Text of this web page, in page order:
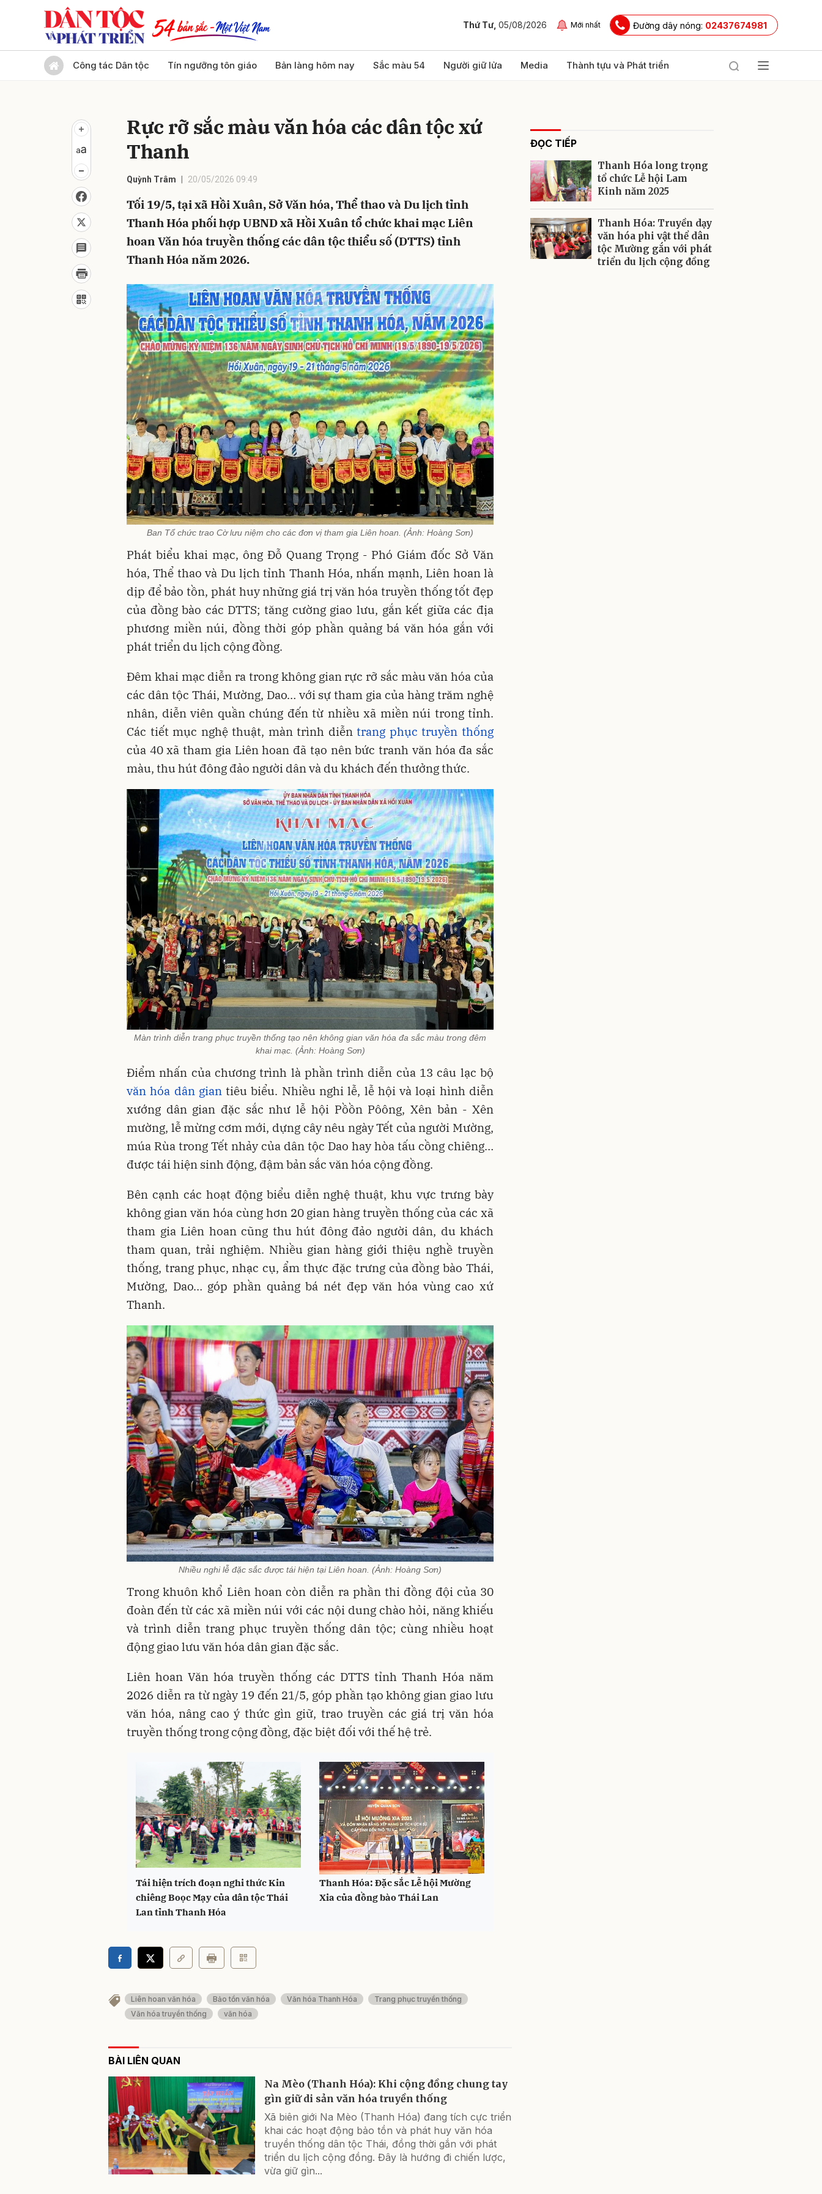
Thứ Tư, 05/08/2026 Mới nhất Đường dây nóng: 02437674981
Công tác Dân tộc Tín ngưỡng tôn giáo Bản làng hôm nay Sắc màu 54 Người giữ lửa Media Thành tựu và Phát triển
Rực rỡ sắc màu văn hóa các dân tộc xứ
Thanh
Quỳnh Trâm 20/05/2026 09:49
Tối 19/5, tại xã Hồi Xuân, Sở Văn hóa, Thể thao và Du lịch tỉnh
Thanh Hóa phối hợp UBND xã Hồi Xuân tổ chức khai mạc Liên
hoan Văn hóa truyền thống các dân tộc thiểu số (DTTS) tỉnh
Thanh Hóa năm 2026.
Ban Tổ chức trao Cờ lưu niệm cho các đơn vị tham gia Liên hoan. (Ảnh: Hoàng Sơn)
Phát biểu khai mạc, ông Đỗ Quang Trọng - Phó Giám đốc Sở Văn
hóa, Thể thao và Du lịch tỉnh Thanh Hóa, nhấn mạnh, Liên hoan là
dịp để bảo tồn, phát huy những giá trị văn hóa truyền thống tốt đẹp
của đồng bào các DTTS; tăng cường giao lưu, gắn kết giữa các địa
phương miền núi, đồng thời góp phần quảng bá văn hóa gắn với
phát triển du lịch cộng đồng.
Đêm khai mạc diễn ra trong không gian rực rỡ sắc màu văn hóa của
các dân tộc Thái, Mường, Dao… với sự tham gia của hàng trăm nghệ
nhân, diễn viên quần chúng đến từ nhiều xã miền núi trong tỉnh.
Các tiết mục nghệ thuật, màn trình diễntrang phục truyền thống
của 40 xã tham gia Liên hoan đã tạo nên bức tranh văn hóa đa sắc
màu, thu hút đông đảo người dân và du khách đến thưởng thức.
Màn trình diễn trang phục truyền thống tạo nên không gian văn hóa đa sắc màu trong đêm
khai mạc. (Ảnh: Hoàng Sơn)
Điểm nhấn của chương trình là phần trình diễn của 13 câu lạc bộ
văn hóa dân gian tiêu biểu. Nhiều nghi lễ, lễ hội và loại hình diễn
xướng dân gian đặc sắc như lễ hội Pồồn Pôông, Xên bản - Xên
mường, lễ mừng cơm mới, dựng cây nêu ngày Tết của người Mường,
múa Rùa trong Tết nhảy của dân tộc Dao hay hòa tấu cồng chiêng…
được tái hiện sinh động, đậm bản sắc văn hóa cộng đồng.
Bên cạnh các hoạt động biểu diễn nghệ thuật, khu vực trưng bày
không gian văn hóa cùng hơn 20 gian hàng truyền thống của các xã
tham gia Liên hoan cũng thu hút đông đảo người dân, du khách
tham quan, trải nghiệm. Nhiều gian hàng giới thiệu nghề truyền
thống, trang phục, nhạc cụ, ẩm thực đặc trưng của đồng bào Thái,
Mường, Dao… góp phần quảng bá nét đẹp văn hóa vùng cao xứ
Thanh.
Nhiều nghi lễ đặc sắc được tái hiện tại Liên hoan. (Ảnh: Hoàng Sơn)
Trong khuôn khổ Liên hoan còn diễn ra phần thi đồng đội của 30
đoàn đến từ các xã miền núi với các nội dung chào hỏi, năng khiếu
và trình diễn trang phục truyền thống dân tộc; cùng nhiều hoạt
động giao lưu văn hóa dân gian đặc sắc.
Liên hoan Văn hóa truyền thống các DTTS tỉnh Thanh Hóa năm
2026 diễn ra từ ngày 19 đến 21/5, góp phần tạo không gian giao lưu
văn hóa, nâng cao ý thức gìn giữ, trao truyền các giá trị văn hóa
truyền thống trong cộng đồng, đặc biệt đối với thế hệ trẻ.
Tái hiện trích đoạn nghi thức Kin
chiêng Boọc Mạy của dân tộc Thái
Lan tỉnh Thanh Hóa
Thanh Hóa: Đặc sắc Lễ hội Mường
Xia của đồng bào Thái Lan
Liên hoan văn hóa Bảo tồn văn hóa Văn hóa Thanh Hóa
Trang phục truyền thống
Văn hóa truyền thống
văn hóa
BÀI LIÊN QUAN
Na Mèo (Thanh Hóa): Khi cộng đồng chung tay
gìn giữ di sản văn hóa truyền thống
Xã biên giới Na Mèo (Thanh Hóa) đang tích cực triển
khai các hoạt động bảo tồn và phát huy văn hóa
truyền thống dân tộc Thái, đồng thời gắn với phát
triển du lịch cộng đồng. Đây là hướng đi chiến lược,
vừa giữ gìn...
ĐỌC TIẾP
Thanh Hóa long trọng
tổ chức Lễ hội Lam
Kinh năm 2025
Thanh Hóa: Truyền dạy
văn hóa phi vật thể dân
tộc Mường gắn với phát
triển du lịch cộng đồng
Gửi bình luận
Gửi